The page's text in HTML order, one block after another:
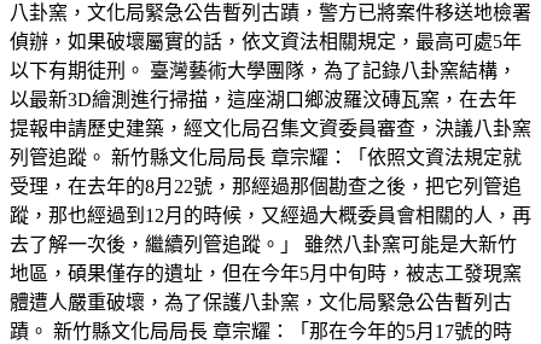
八卦窯，文化局緊急公告暫列古蹟，警方已將案件移送地檢署
偵辦，如果破壞屬實的話，依文資法相關規定，最高可處5年
以下有期徒刑。 臺灣藝術大學團隊，為了記錄八卦窯結構，
以最新3D繪測進行掃描，這座湖口鄉波羅汶磚瓦窯，在去年
提報申請歷史建築，經文化局召集文資委員審查，決議八卦窯
列管追蹤。 新竹縣文化局局長 章宗耀：「依照文資法規定就
受理，在去年的8月22號，那經過那個勘查之後，把它列管追
蹤，那也經過到12月的時候，又經過大概委員會相關的人，再
去了解一次後，繼續列管追蹤。」 雖然八卦窯可能是大新竹
地區，碩果僅存的遺址，但在今年5月中旬時，被志工發現窯
體遭人嚴重破壞，為了保護八卦窯，文化局緊急公告暫列古
蹟。 新竹縣文化局局長 章宗耀：「那在今年的5月17號的時